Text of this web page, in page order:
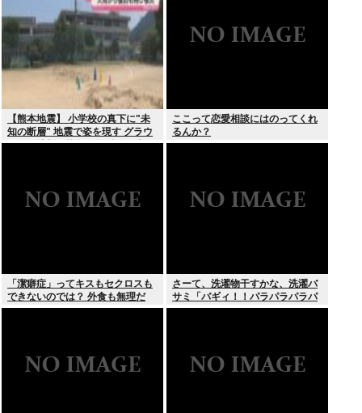
【熊本地震】 小学校の真下に"未
知の断層" 地震で姿を現す グラウ
ンドに地割れ校舎に亀裂 八代市
ここって恋愛相談にはのってくれ
るんか？
「潔癖症」ってキスもセクロスも
できないのでは？ 外食も無理だ
ろ。
さーて、洗濯物干すかな、洗濯バ
サミ「バギィ！！パラパラパラパ
ラ」